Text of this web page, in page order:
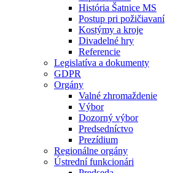
História Šatnice MS
Postup pri požičiavaní
Kostýmy a kroje
Divadelné hry
Referencie
Legislatíva a dokumenty
GDPR
Orgány
Valné zhromaždenie
Výbor
Dozorný výbor
Predsedníctvo
Prezídium
Regionálne orgány
Ústrední funkcionári